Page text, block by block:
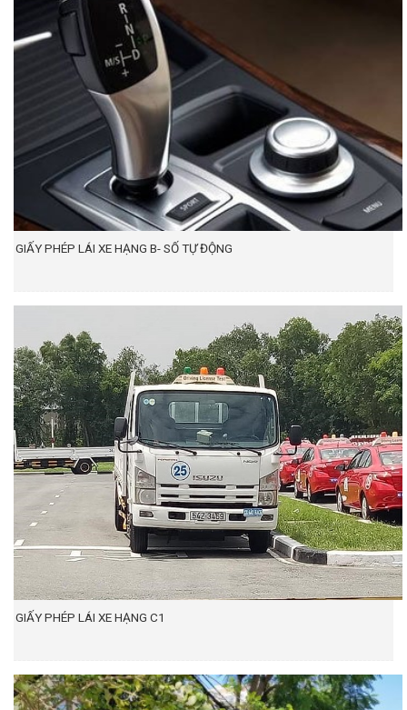
GIẤY PHÉP LÁI XE HẠNG B- SỐ TỰ ĐỘNG
GIẤY PHÉP LÁI XE HẠNG C1